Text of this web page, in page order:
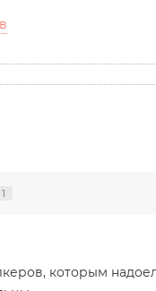
1
которым